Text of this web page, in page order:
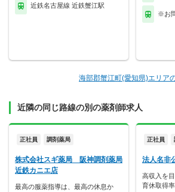
近鉄名古屋線 近鉄蟹江駅
※お
海部郡蟹江町(愛知県)エリア
近隣の同じ路線の別の薬剤師求人
正社員 調剤薬局
株式会社スギ薬局 阪神調剤薬局
近鉄カニエ店
最高の服薬指導は、最高の休息か
正社員
法人名非
高収入を
育休取得